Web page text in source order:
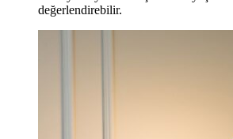
değerlendirebilir.